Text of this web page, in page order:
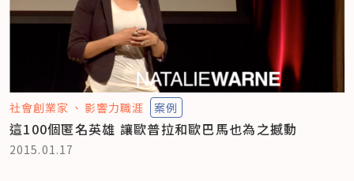
社會創業家 影響力職涯 案例
這100個匿名英雄 讓歐普拉和歐巴馬也為之撼動
2015.01.17